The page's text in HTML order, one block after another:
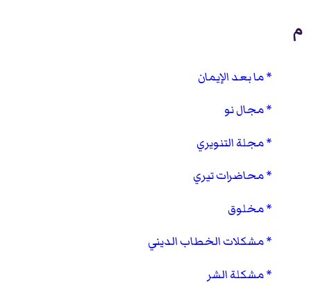
م
ما بعد الإيمان
مجال نو
مجلة التنويري
محاضرات تيري
مخلوق
مشكلات الخطاب الديني
مشكلة الشر